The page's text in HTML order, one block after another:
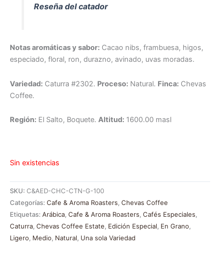
Reseña del catador
Notas aromáticas y sabor: Cacao nibs, frambuesa, higos,
especiado, floral, ron, durazno, avinado, uvas moradas.
Variedad: Caturra #2302. Proceso: Natural. Finca: Chevas
Coffee.
Región: El Salto, Boquete. Altitud: 1600.00 masl
Sin existencias
SKU: C&AED-CHC-CTN-G-100
Categorías: Cafe & Aroma Roasters, Chevas Coffee
Etiquetas: Arábica, Cafe & Aroma Roasters, Cafés Especiales,
Caturra, Chevas Coffee Estate, Edición Especial, En Grano,
Ligero, Medio, Natural, Una sola Variedad